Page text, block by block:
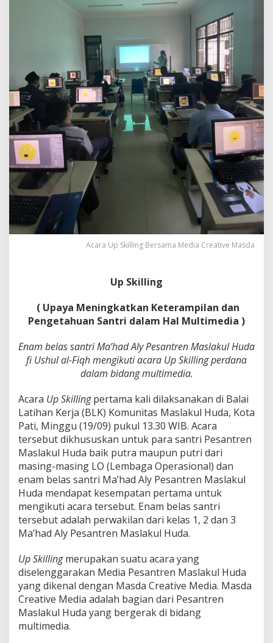
Acara Up Skilling Bersama Media Creative Masda
Up Skilling
( Upaya Meningkatkan Keterampilan dan
Pengetahuan Santri dalam Hal Multimedia )
Enam belas santri Ma’had Aly Pesantren Maslakul Huda
fi Ushul al-Fiqh mengikuti acara Up Skilling perdana
dalam bidang multimedia.
Acara Up Skillingpertama kali dilaksanakan di Balai
Latihan Kerja (BLK) Komunitas Maslakul Huda, Kota
Pati, Minggu (19/09) pukul 13.30 WIB. Acara
tersebut dikhususkan untuk para santri Pesantren
Maslakul Huda baik putra maupun putri dari
masing-masing LO (Lembaga Operasional) dan
enam belas santri Ma’had Aly Pesantren Maslakul
Huda mendapat kesempatan pertama untuk
mengikuti acara tersebut. Enam belas santri
tersebut adalah perwakilan dari kelas 1, 2 dan 3
Ma’had Aly Pesantren Maslakul Huda.
Up Skillingmerupakan suatu acara yang
diselenggarakan Media Pesantren Maslakul Huda
yang dikenal dengan Masda Creative Media. Masda
Creative Media adalah bagian dari Pesantren
Maslakul Huda yang bergerak di bidang
multimedia.